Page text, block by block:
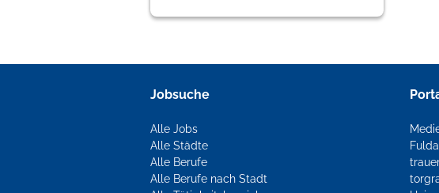
Jobsuche
Alle Jobs
Alle Städte
Alle Berufe
Alle Berufe nach Stadt